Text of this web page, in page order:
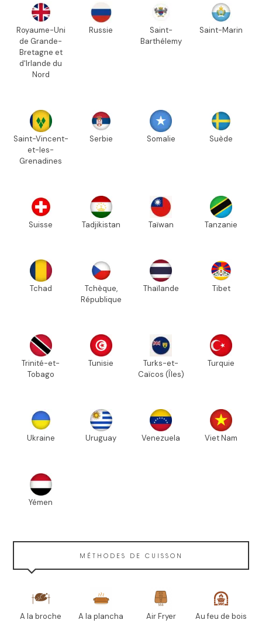
Royaume-Uni
de Grande-
Bretagne et
d'Irlande du
Nord
Russie
Saint-
Barthélemy
Saint-Marin
Saint-Vincent-
et-les-
Grenadines
Serbie Somalie Suède
Suisse Tadjikistan Taïwan Tanzanie
Tchad
Tchèque,
République
Thaïlande Tibet
Trinité-et-
Tobago
Tunisie
Turks-et-
Caïcos (Îles)
Turquie
Ukraine Uruguay Venezuela Viet Nam
Yémen
MÉTHODES DE CUISSON
A la broche A la plancha Air Fryer Au feu de bois